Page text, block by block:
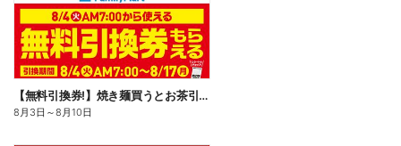
【無料引換券!】焼き麺買うとお茶引換券貰える!
8月3日 ～8月10日